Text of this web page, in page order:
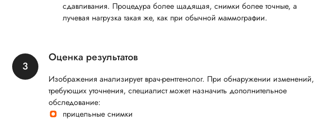
сдавливания. Процедура более щадящая, снимки более точные, а
лучевая нагрузка такая же, как при обычной маммографии.
Оценка результатов
Изображения анализирует врач-рентгенолог. При обнаружении изменений,
требующих уточнения, специалист может назначить дополнительное
обследование:
прицельные снимки